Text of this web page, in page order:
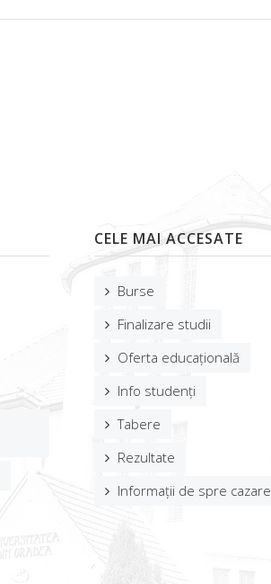
CELE MAI ACCESATE
Burse
Finalizare studii
Oferta educațională
Info studenți
Tabere
Rezultate
Informații de spre cazare